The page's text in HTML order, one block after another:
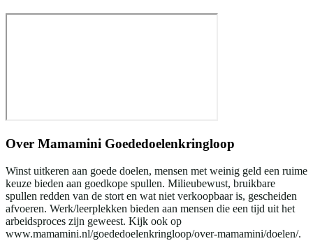
Over Mamamini Goededoelenkringloop
Winst uitkeren aan goede doelen, mensen met weinig geld een ruime
keuze bieden aan goedkope spullen. Milieubewust, bruikbare
spullen redden van de stort en wat niet verkoopbaar is, gescheiden
afvoeren. Werk/leerplekken bieden aan mensen die een tijd uit het
arbeidsproces zijn geweest. Kijk ook op
www.mamamini.nl/goededoelenkringloop/over-mamamini/doelen/.